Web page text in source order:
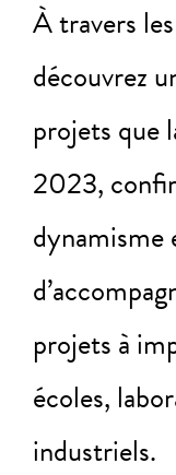
À travers
découvrez
projets que
2023,
projets à
écoles,
industriels.